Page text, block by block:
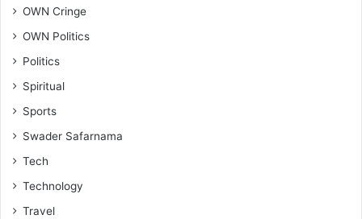
OWN Cringe
OWN Politics
Politics
Spiritual
Sports
Swader Safarnama
Tech
Technology
Travel